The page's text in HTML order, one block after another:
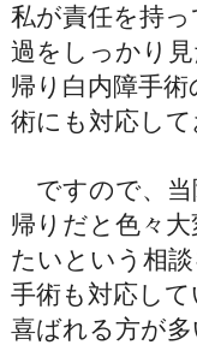
私が責任を持
過をしっかり
帰り白内障手
術にも対応して
ですので、当
帰りだと色々
たいという相
手術も対応し
喜ばれる方が